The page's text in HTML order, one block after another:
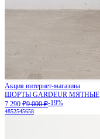
Акция интернет-магазина
ШОРТЫ GARDEUR МЯТНЫЕ
7 290 ₽9 000 ₽-19%
4852545658